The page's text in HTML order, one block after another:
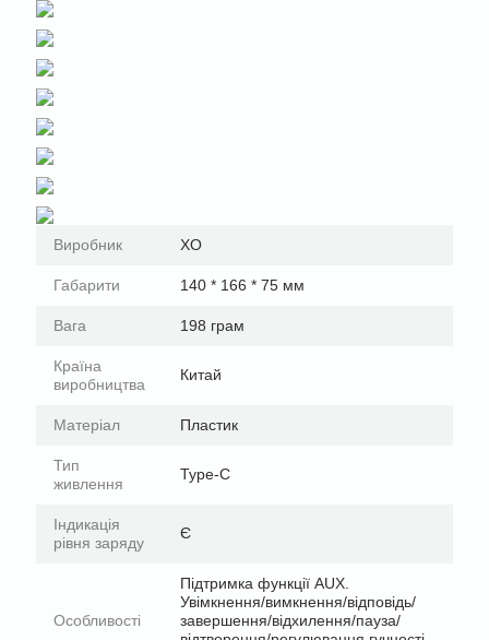
Виробник XO
Габарити 140 * 166 * 75 мм
Вага 198 грам
Країна
виробництва
Китай
Матеріал Пластик
Тип
живлення
Type-C
Індикація
рівня заряду
Є
Особливості
Підтримка функції AUX.
Увімкнення/вимкнення/відповідь/
завершення/відхилення/пауза/